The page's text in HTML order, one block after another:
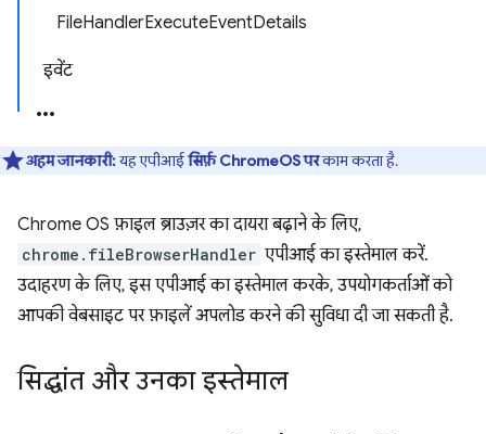
FileHandlerExecuteEventDetails
इवेंट
अहम जानकारी:यह एपीआईसिर्फ़ ChromeOS परकाम करता है.
Chrome OS फ़ाइल ब्राउज़र का दायरा बढ़ाने के लिए,
chrome.fileBrowserHandler एपीआई का इस्तेमाल करें.
उदाहरण के लिए, इस एपीआई का इस्तेमाल करके, उपयोगकर्ताओं को
आपकी वेबसाइट पर फ़ाइलें अपलोड करने की सुविधा दी जा सकती है.
सिद्धांत और उनका इस्तेमाल